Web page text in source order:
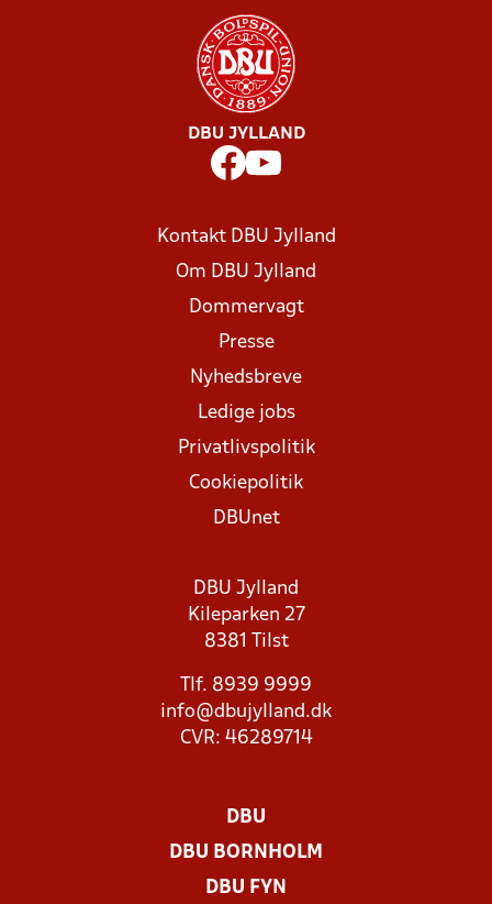
DBU JYLLAND
Kontakt DBU Jylland
Om DBU Jylland
Dommervagt
Presse
Nyhedsbreve
Ledige jobs
Privatlivspolitik
Cookiepolitik
DBUnet
DBU Jylland
Kileparken 27
8381 Tilst
Tlf. 8939 9999
info@dbujylland.dk
CVR: 46289714
DBU
DBU BORNHOLM
DBU FYN